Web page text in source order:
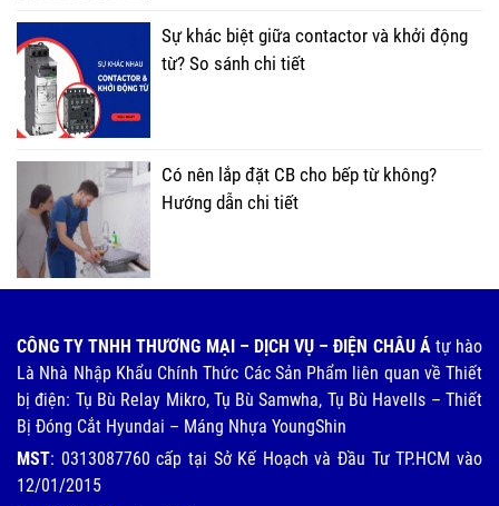
Sự khác biệt giữa contactor và khởi động
từ? So sánh chi tiết
Có nên lắp đặt CB cho bếp từ không?
Hướng dẫn chi tiết
CÔNG TY TNHH THƯƠNG MẠI – DỊCH VỤ – ĐIỆN CHÂU Á tự hào
Là Nhà Nhập Khẩu Chính Thức Các Sản Phẩm liên quan về Thiết
bị điện: Tụ Bù Relay Mikro, Tụ Bù Samwha, Tụ Bù Havells – Thiết
Bị Đóng Cắt Hyundai – Máng Nhựa YoungShin
MST: 0313087760 cấp tại Sở Kế Hoạch và Đầu Tư TP.HCM vào
12/01/2015